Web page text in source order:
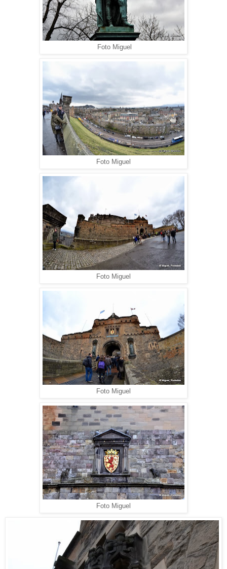
Foto Miguel
Foto Miguel
Foto Miguel
Foto Miguel
Foto Miguel